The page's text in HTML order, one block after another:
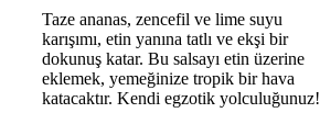
Taze ananas, zencefil ve lime suyu
karışımı, etin yanına tatlı ve ekşi bir
dokunuş katar. Bu salsayı etin üzerine
eklemek, yemeğinize tropik bir hava
katacaktır. Kendi egzotik yolculuğunuz!